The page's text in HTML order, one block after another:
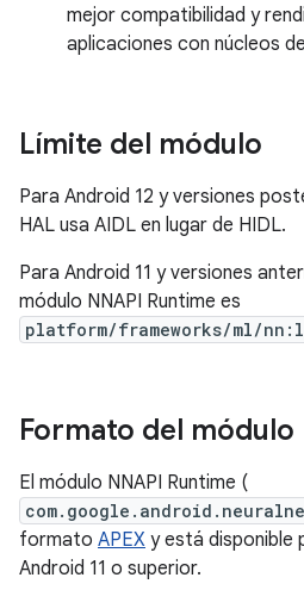
mejor compatibilidad y
aplicaciones con núcleos
Límite del módulo
Para Android 12 y versiones
HAL usa AIDL en lugar de HIDL.
Para Android 11 y versiones
módulo NNAPI Runtime es
platform/frameworks/ml/
Formato del módulo
El módulo NNAPI Runtime (
formato APEX y está disponible
Android 11 o superior.